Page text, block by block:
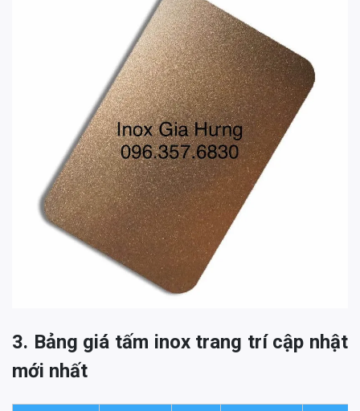
3. Bảng giá tấm inox trang trí cập nhật
mới nhất